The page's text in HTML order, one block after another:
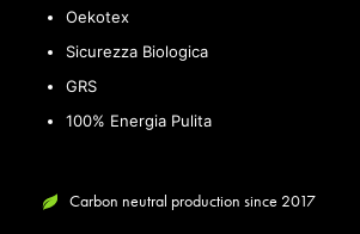
Oekotex
Sicurezza Biologica
GRS
100% Energia Pulita
Carbon neutral production since 2017